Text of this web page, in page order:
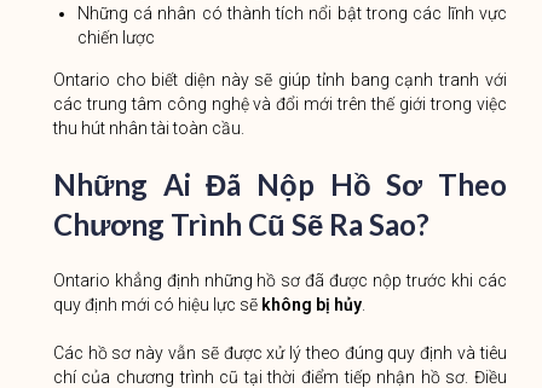
Những cá nhân có thành tích nổi bật trong các lĩnh vực
chiến lược
Ontario cho biết diện này sẽ giúp tỉnh bang cạnh tranh với
các trung tâm công nghệ và đổi mới trên thế giới trong việc
thu hút nhân tài toàn cầu.
Những Ai Đã Nộp Hồ Sơ Theo
Chương Trình Cũ Sẽ Ra Sao?
Ontario khẳng định những hồ sơ đã được nộp trước khi các
quy định mới có hiệu lực sẽ không bị hủy.
Các hồ sơ này vẫn sẽ được xử lý theo đúng quy định và tiêu
chí của chương trình cũ tại thời điểm tiếp nhận hồ sơ. Điều